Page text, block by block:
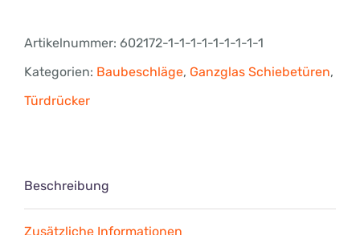
Artikelnummer: 602172-1-1-1-1-1-1-1-1-1
Kategorien: Baubeschläge, Ganzglas Schiebetüren,
Türdrücker
Beschreibung
Zusätzliche Informationen